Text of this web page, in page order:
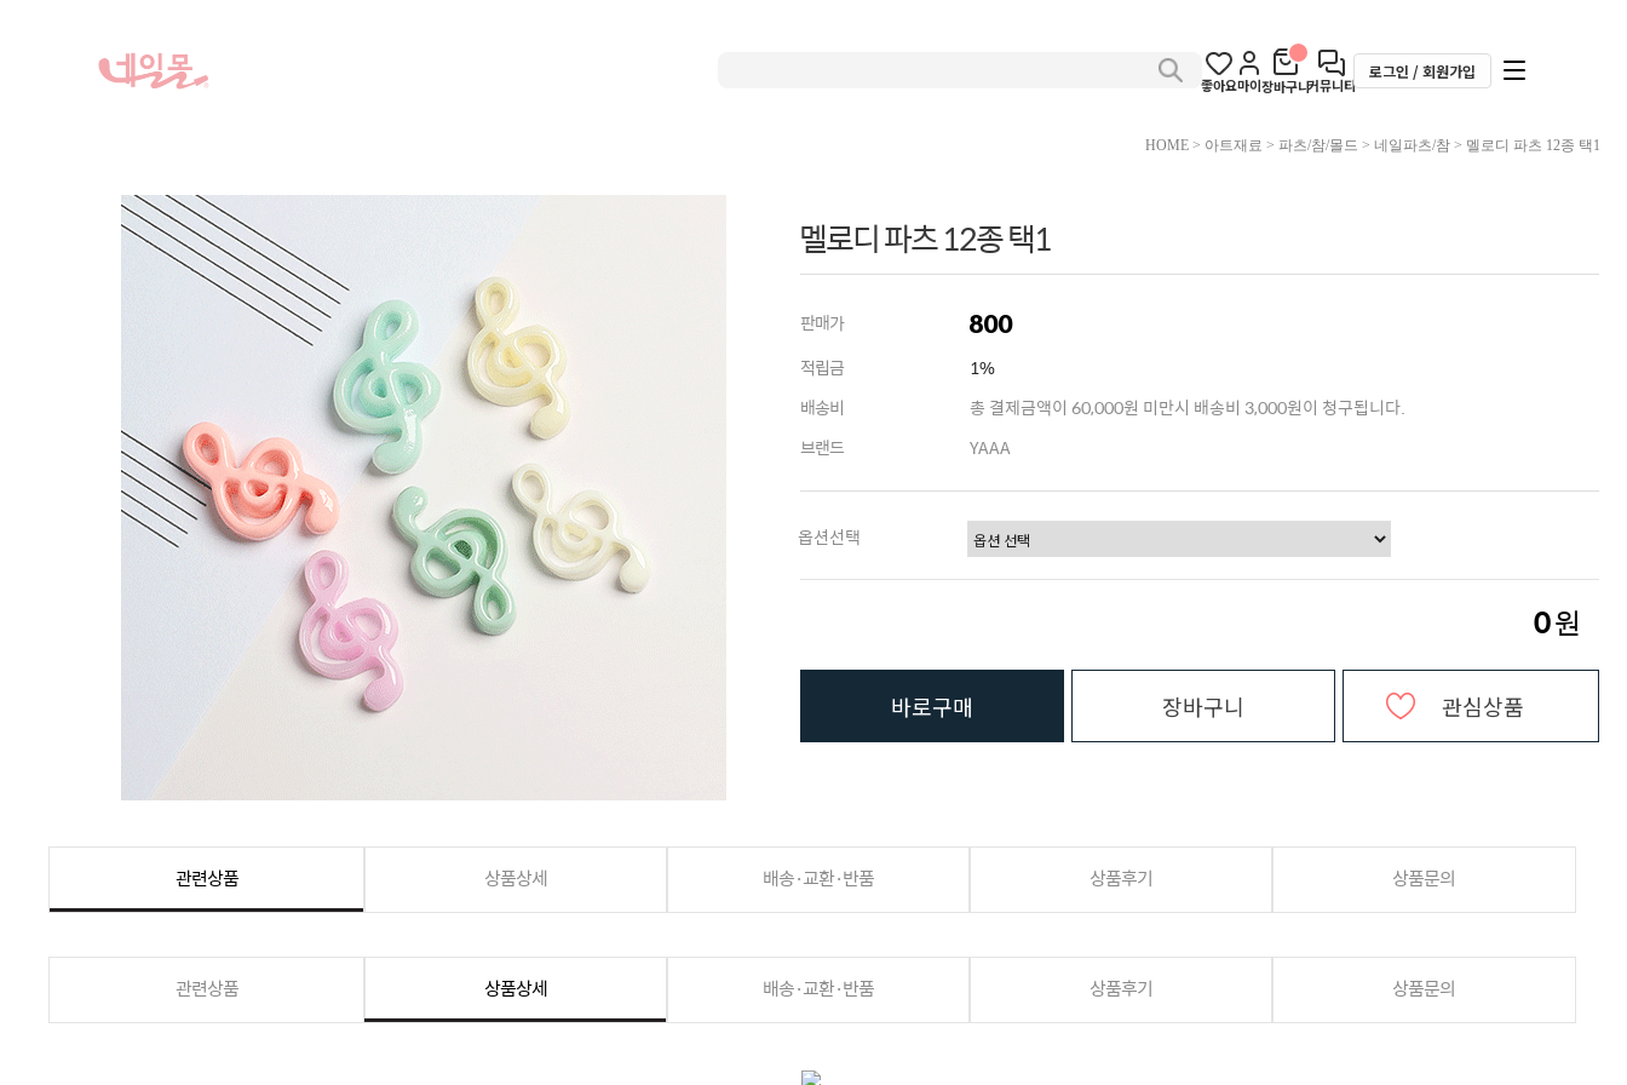
좋아요마이장바구니커뮤니티
로그인 / 회원가입
HOME> 아트재료 > 파츠/참/몰드 > 네일파츠/참> 멜로디 파츠 12종 택1
멜로디 파츠 12종 택1
판매가 800
적립금
1%
배송비
총 결제금액이 60,000원 미만시 배송비 3,000원이 청구됩니다.
브랜드
YAAA
옵션선택
0원
바로구매 장바구니 관심상품
관련상품 상품상세 배송·교환·반품 상품후기 상품문의
관련상품 상품상세 배송·교환·반품 상품후기 상품문의